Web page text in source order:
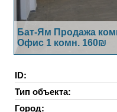
Бат-Ям Продажа
Офис 1 комн. 160₪
ID:
Тип объекта:
Город: